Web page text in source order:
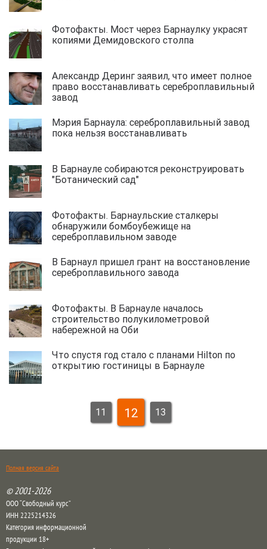
Фотофакты. Мост через Барнаулку украсят
копиями Демидовского столпа
Александр Деринг заявил, что имеет полное
право восстанавливать сереброплавильный
завод
Мэрия Барнаула: сереброплавильный завод
пока нельзя восстанавливать
В Барнауле собираются реконструировать
"Ботанический сад"
Фотофакты. Барнаульские сталкеры
обнаружили бомбоубежище на
сереброплавильном заводе
В Барнаул пришел грант на восстановление
сереброплавильного завода
Фотофакты. В Барнауле началось
строительство полукилометровой
набережной на Оби
Что спустя год стало с планами Hilton по
открытию гостиницы в Барнауле
11 12 13
Полная версия сайта
© 2001-2026
ООО “Свободный курс”
ИНН 2225214326
Категория информационной
продукции 18+